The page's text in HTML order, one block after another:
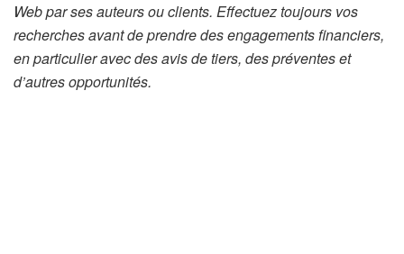
Web par ses auteurs ou clients. Effectuez toujours vos
recherches avant de prendre des engagements financiers,
en particulier avec des avis de tiers, des préventes et
d’autres opportunités.